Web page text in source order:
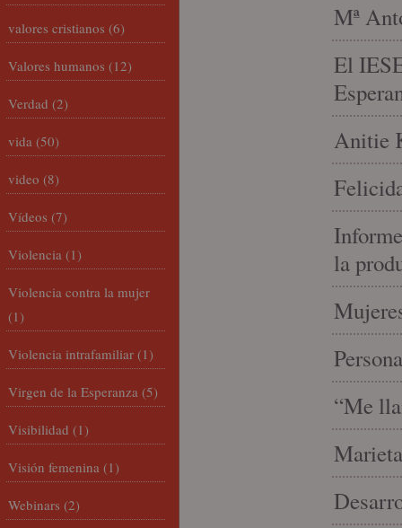
Mª
El
Anitie
la
“Me
valores cristianos (6)
Valores humanos (12)
Verdad (2)
vida (50)
video (8)
Vídeos (7)
Violencia (1)
Violencia contra la mujer
(1)
Violencia intrafamiliar (1)
Virgen de la Esperanza (5)
Visibilidad (1)
Visión femenina (1)
Webinars (2)